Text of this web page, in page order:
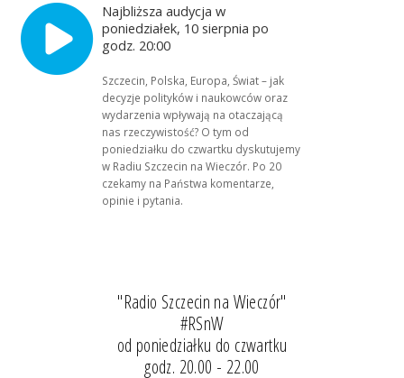
Najbliższa audycja w
poniedziałek, 10 sierpnia po
godz. 20:00
Szczecin, Polska, Europa, Świat – jak
decyzje polityków i naukowców oraz
wydarzenia wpływają na otaczającą
nas rzeczywistość? O tym od
poniedziałku do czwartku dyskutujemy
w Radiu Szczecin na Wieczór. Po 20
czekamy na Państwa komentarze,
opinie i pytania.
"Radio Szczecin na Wieczór"
#RSnW
od poniedziałku do czwartku
godz. 20.00 - 22.00